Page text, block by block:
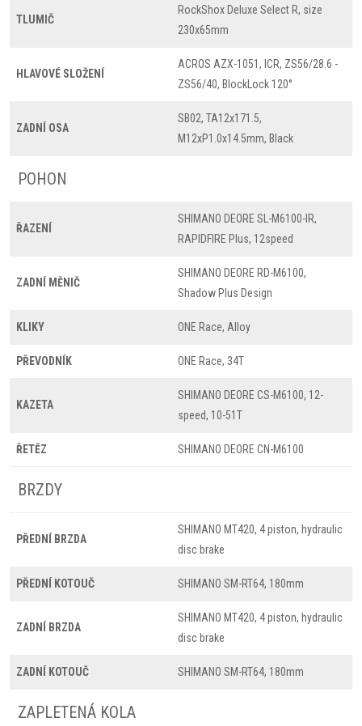
TLUMIČ
RockShox Deluxe Select R, size
230x65mm
HLAVOVÉ SLOŽENÍ
ACROS AZX-1051, ICR, ZS56/28.6 -
ZS56/40, BlockLock 120°
ZADNÍ OSA
SB02, TA12x171.5,
M12xP1.0x14.5mm, Black
POHON
ŘAZENÍ
SHIMANO DEORE SL-M6100-IR,
RAPIDFIRE Plus, 12speed
ZADNÍ MĚNIČ
SHIMANO DEORE RD-M6100,
Shadow Plus Design
KLIKY ONE Race, Alloy
PŘEVODNÍK ONE Race, 34T
KAZETA
SHIMANO DEORE CS-M6100, 12-
speed, 10-51T
ŘETĚZ SHIMANO DEORE CN-M6100
BRZDY
PŘEDNÍ BRZDA
SHIMANO MT420, 4 piston, hydraulic
disc brake
PŘEDNÍ KOTOUČ SHIMANO SM-RT64, 180mm
ZADNÍ BRZDA
SHIMANO MT420, 4 piston, hydraulic
disc brake
ZADNÍ KOTOUČ SHIMANO SM-RT64, 180mm
ZAPLETENÁ KOLA